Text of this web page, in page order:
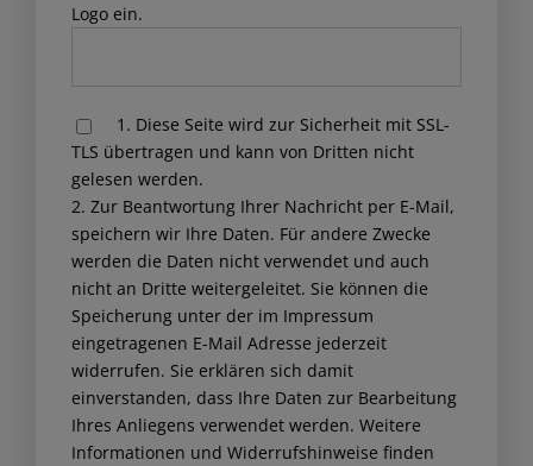
Logo ein.
Please leave this field empty.
1. Diese Seite wird zur Sicherheit mit SSL-
TLS übertragen und kann von Dritten nicht
gelesen werden.
2. Zur Beantwortung Ihrer Nachricht per E-Mail,
speichern wir Ihre Daten. Für andere Zwecke
werden die Daten nicht verwendet und auch
nicht an Dritte weitergeleitet. Sie können die
Speicherung unter der im Impressum
eingetragenen E-Mail Adresse jederzeit
widerrufen. Sie erklären sich damit
einverstanden, dass Ihre Daten zur Bearbeitung
Ihres Anliegens verwendet werden. Weitere
Informationen und Widerrufshinweise finden